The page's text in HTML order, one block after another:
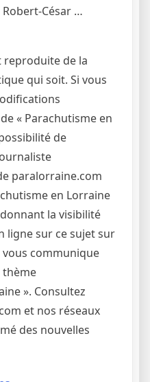
César …
reproduite de la
qui soit. Si vous
« Parachutisme en
de
paralorraine.com
en Lorraine
la visibilité
ligne sur ce sujet sur
communique
thème
». Consultez
et nos réseaux
des nouvelles